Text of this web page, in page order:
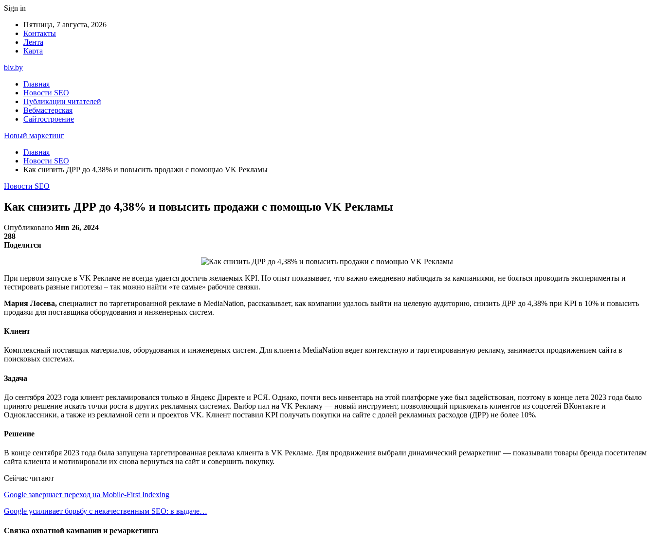
Sign in
Пятница, 7 августа, 2026
Контакты
Лента
Карта
blv.by
Главная
Новости SEO
Публикации читателей
Вебмастерская
Сайтостроение
Новый маркетинг
Главная
Новости SEO
Как снизить ДРР до 4,38% и повысить продажи с помощью VK Рекламы
Новости SEO
Как снизить ДРР до 4,38% и повысить продажи с помощью VK Рекламы
Опубликовано Янв 26, 2024
288
Поделится
При первом запуске в VK Рекламе не всегда удается достичь желаемых KPI. Но опыт показывает, что важно ежедневно наблюдать за кампаниями, не бояться проводить эксперименты и
тестировать разные гипотезы – так можно найти «те самые» рабочие связки.
Мария Лосева, специалист по таргетированной рекламе в MediaNation, рассказывает, как компании удалось выйти на целевую аудиторию, снизить ДРР до 4,38% при KPI в 10% и повысить
продажи для поставщика оборудования и инженерных систем.
Клиент
Комплексный поставщик материалов, оборудования и инженерных систем. Для клиента MediaNation ведет контекстную и таргетированную рекламу, занимается продвижением сайта в
поисковых системах.
Задача
До сентября 2023 года клиент рекламировался только в Яндекс Директе и РСЯ. Однако, почти весь инвентарь на этой платформе уже был задействован, поэтому в конце лета 2023 года было
принято решение искать точки роста в других рекламных системах. Выбор пал на VK Рекламу — новый инструмент, позволяющий привлекать клиентов из соцсетей ВКонтакте и
Одноклассники, а также из рекламной сети и проектов VK. Клиент поставил KPI получать покупки на сайте с долей рекламных расходов (ДРР) не более 10%.
Решение
В конце сентября 2023 года была запущена таргетированная реклама клиента в VK Рекламе. Для продвижения выбрали динамический ремаркетинг — показывали товары бренда посетителям
сайта клиента и мотивировали их снова вернуться на сайт и совершить покупку.
Сейчас читают
Google завершает переход на Mobile-First Indexing
Google усиливает борьбу с некачественным SEO: в выдаче…
Связка охватной кампании и ремаркетинга